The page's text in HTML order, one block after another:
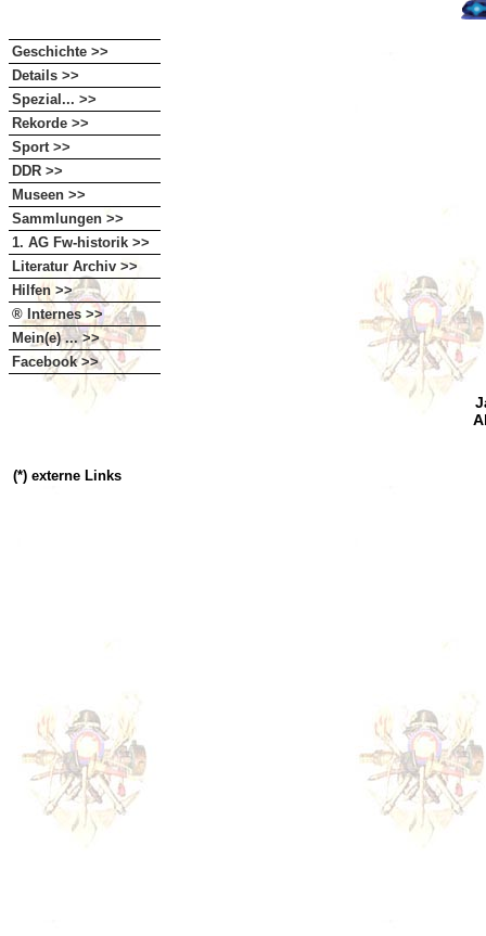
Geschichte >>
Details >>
Spezial... >>
Rekorde >>
Sport >>
DDR >>
Museen >>
Sammlungen >>
1. AG Fw-historik >>
Literatur Archiv >>
Hilfen >>
® Internes >>
Mein(e) ... >>
Facebook >>
(*) externe Links